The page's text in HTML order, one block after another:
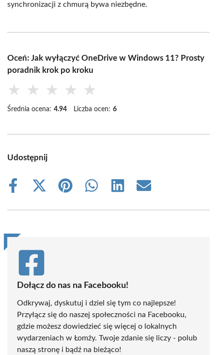
synchronizacji z chmurą bywa niezbędne.
Oceń: Jak wyłączyć OneDrive w Windows 11? Prosty
poradnik krok po kroku
★ ★ ★ ★ ★
Średnia ocena: 4.94 Liczba ocen: 6
Udostępnij
Share
Share
(Twitter)
Share
Share
Share
Share
Dołącz do nas na Facebooku!
Odkrywaj, dyskutuj i dziel się tym co najlepsze!
Przyłącz się do naszej społeczności na Facebooku,
gdzie możesz dowiedzieć się więcej o lokalnych
wydarzeniach w Łomży. Twoje zdanie się liczy - polub
naszą stronę i bądź na bieżąco!